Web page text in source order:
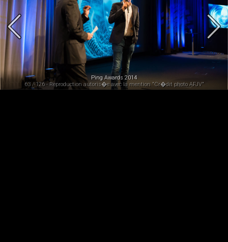
Ping Awards 2014
63 / 126 - Reproduction autoris�e avec la mention "Cr�dit photo AFJV"